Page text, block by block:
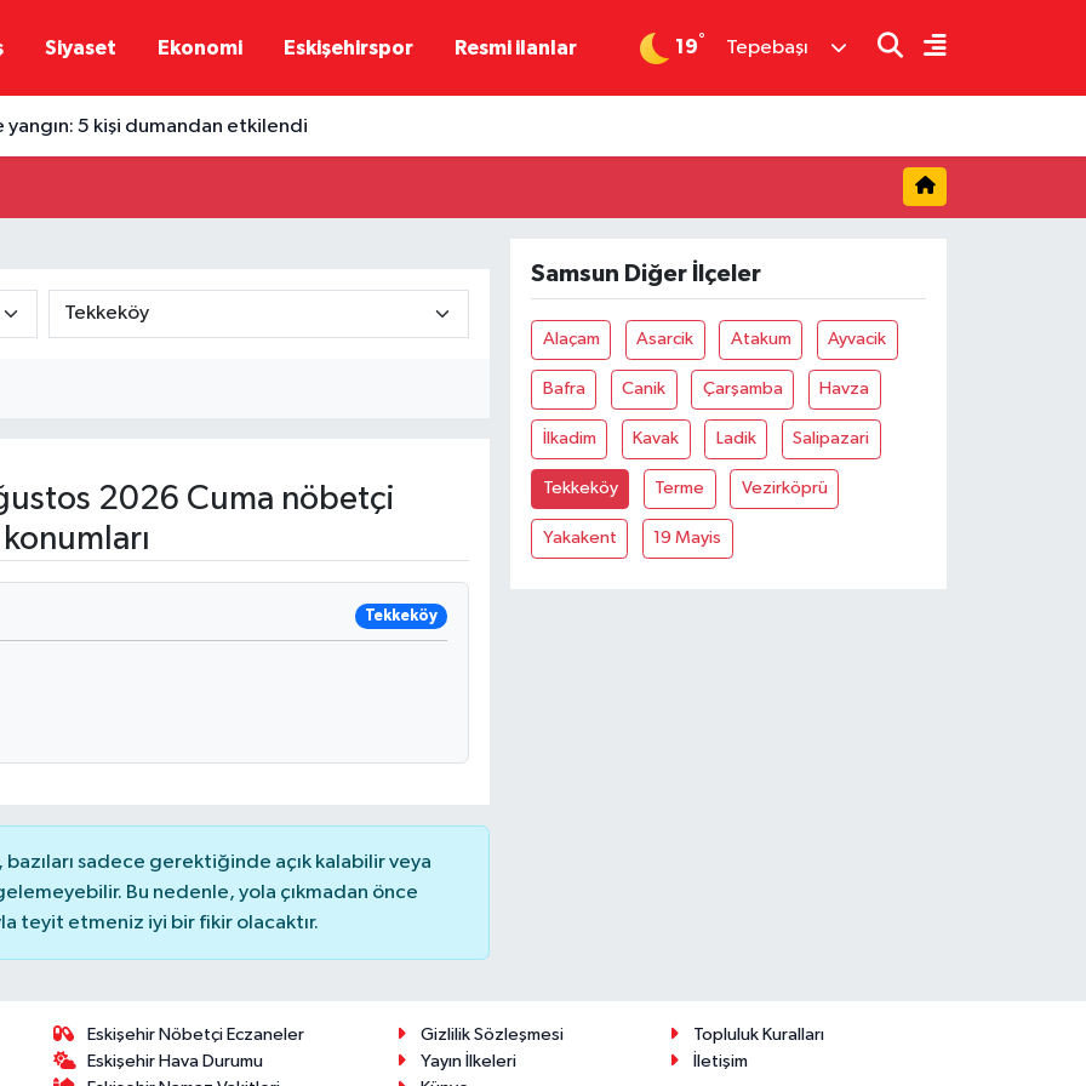
Siyaset Ekonomi Eskişehirspor Resmi ilanlar 19° Tepebaşı
yangın: 5 kişi dumandan etkilendi
2026 Cuma nöbetçi
Tekkeköy
sadece gerektiğinde açık kalabilir veya
Bu nedenle, yola çıkmadan önce
teyit etmeniz iyi bir fikir olacaktır.
Samsun Diğer İlçeler
Alaçam Asarcik Atakum Ayvacik
Bafra Canik Çarşamba Havza
İlkadim Kavak Ladik Salipazari
Tekkeköy Terme Vezirköprü
Yakakent 19 Mayis
Eskişehir Nöbetçi Eczaneler
Eskişehir Hava Durumu
Gizlilik Sözleşmesi
Topluluk Kuralları
Yayın İlkeleri
İletişim